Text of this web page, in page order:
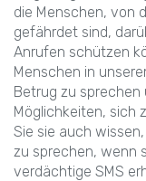
die Menschen, von
gefährdet sind,
Anrufen schützen
Menschen in
Betrug zu sprechen
Möglichkeiten, sich
Sie sie auch
zu sprechen, wenn
verdächtige SMS